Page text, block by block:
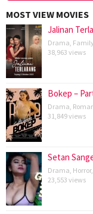
MOST VIEW MOVIES
Jalinan
Drama Family
38,963 views
Bokep –
Drama
31,849 views
Setan
Drama Horror,
23,553 views